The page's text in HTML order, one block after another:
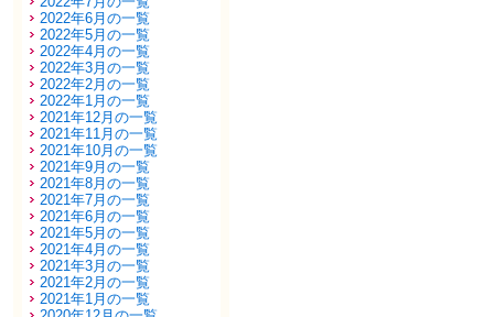
2022年6月の一覧
2022年5月の一覧
2022年4月の一覧
2022年3月の一覧
2022年2月の一覧
2022年1月の一覧
2021年12月の一覧
2021年11月の一覧
2021年10月の一覧
2021年9月の一覧
2021年8月の一覧
2021年7月の一覧
2021年6月の一覧
2021年5月の一覧
2021年4月の一覧
2021年3月の一覧
2021年2月の一覧
2021年1月の一覧